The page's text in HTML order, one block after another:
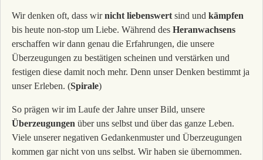
Wir denken oft, dass wirnicht liebenswertsind und kämpfen
bis heute non-stop um Liebe. Während des Heranwachsens
erschaffen wir dann genau die Erfahrungen, die unsere
Überzeugungen zu bestätigen scheinen und verstärken und
festigen diese damit noch mehr. Denn unser Denken bestimmt ja
unser Erleben. (Spirale)
So prägen wir im Laufe der Jahre unser Bild, unsere
Überzeugungen über uns selbst und über das ganze Leben.
Viele unserer negativen Gedankenmuster und Überzeugungen
kommen gar nicht von uns selbst. Wir haben sie übernommen.